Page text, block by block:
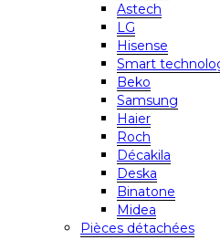
Astech
LG
Hisense
Smart
Beko
Samsung
Haier
Roch
Décakila
Deska
Binatone
Midea
Pièces détachées